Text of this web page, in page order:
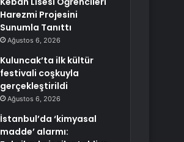
Harezmi Projesini
Sunumla Tanıttı
Ağustos 6, 2026
Kuluncak’ta ilk kültür
festivali coşkuyla
gerçekleştirildi
Ağustos 6, 2026
İstanbul’da ‘kimyasal
madde’ alarmı: